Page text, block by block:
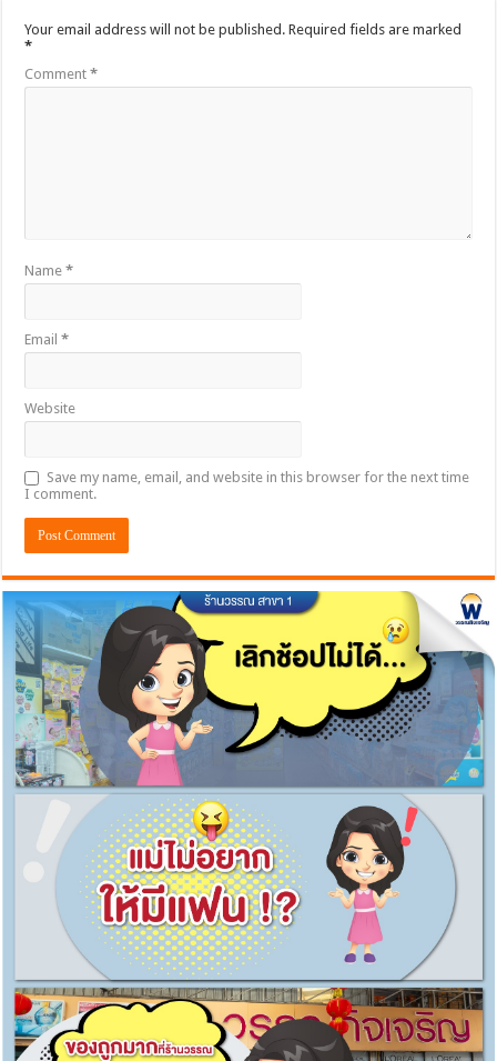
Your email address will not be published. Required fields are marked
*
Comment*
Name*
Email*
Website
Save my name, email, and website in this browser for the next time
I comment.